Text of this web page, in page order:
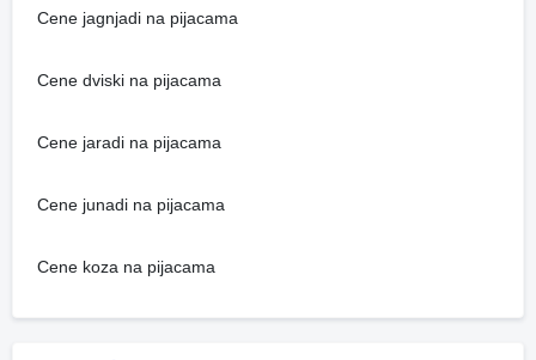
Cene jagnjadi na pijacama
Cene dviski na pijacama
Cene jaradi na pijacama
Cene junadi na pijacama
Cene koza na pijacama